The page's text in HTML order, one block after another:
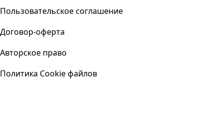
Пользовательское соглашение
Договор-оферта
Авторское право
Политика Cookie файлов